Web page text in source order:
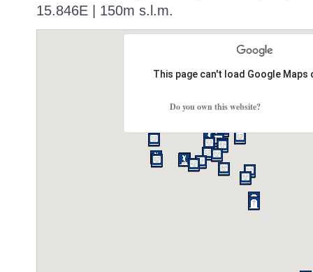
15.846E | 150m s.l.m.
This page can't load Google
Do you own this website?